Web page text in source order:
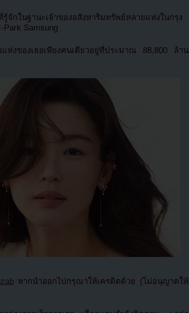
จักในฐานะเจ้าของอสังหาริมทรัพย์หลายแห่งในกรุง
Samsung
ห่งของเธอเพียงคนเดียวอยู่ที่ประมาณ 88,800 ล้าน
หากนำออกไปกรุณาให้เครดิตด้วย (ไม่อนุญาตให้